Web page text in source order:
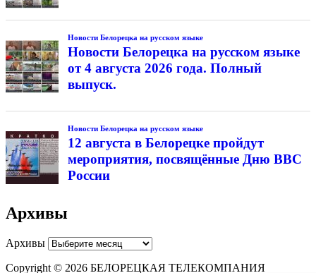
Новости Белорецка на русском языке
Новости Белорецка на русском языке
от 4 августа 2026 года. Полный
выпуск.
Новости Белорецка на русском языке
12 августа в Белорецке пройдут
мероприятия, посвящённые Дню ВВС
России
Архивы
Архивы
Copyright © 2026 БЕЛОРЕЦКАЯ ТЕЛЕКОМПАНИЯ